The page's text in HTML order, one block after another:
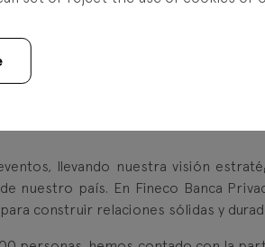
más reciente edición de los
llevando nuestra visión
nuestro país. En Fineco Banca
construir relaciones sólidas y